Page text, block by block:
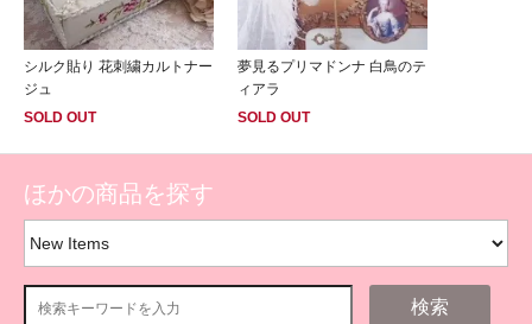
シルク貼り 花刺繍カルトナー
ジュ
SOLD OUT
夢見るプリマドンナ 白鳥のテ
ィアラ
SOLD OUT
ほかの商品を探す
検索